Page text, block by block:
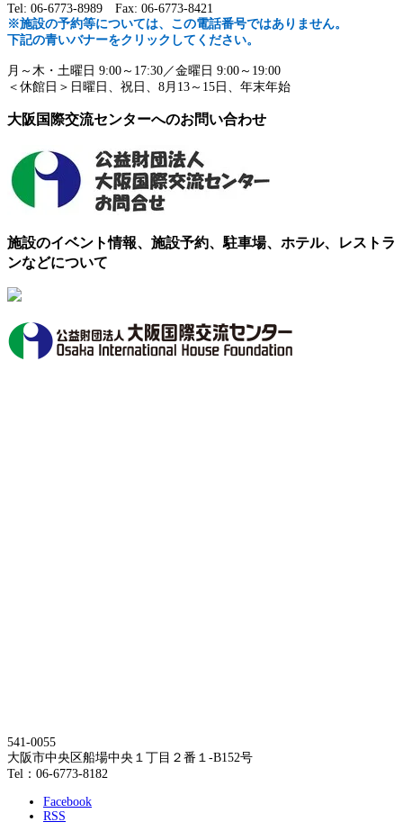
Tel: 06-6773-8989 Fax: 06-6773-8421
※施設の予約等については、この電話番号ではありません。
下記の青いバナーをクリックしてください。
月～木・土曜日 9:00～17:30／金曜日 9:00～19:00
＜休館日＞日曜日、祝日、8月13～15日、年末年始
大阪国際交流センターへのお問い合わせ
施設のイベント情報、施設予約、駐車場、ホテル、レストラ
ンなどについて
541-0055
大阪市中央区船場中央１丁目２番１-B152号
Tel：06-6773-8182
Facebook
RSS